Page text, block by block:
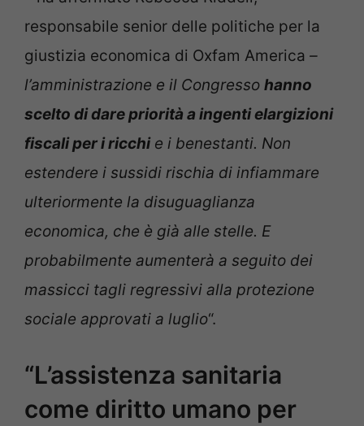
responsabile senior delle politiche per la
giustizia economica di Oxfam America –
l’amministrazione e il Congresso hanno
scelto di dare priorità a ingenti elargizioni
fiscali per i ricchie i benestanti. Non
estendere i sussidi rischia di infiammare
ulteriormente la disuguaglianza
economica, che è già alle stelle. E
probabilmente aumenterà a seguito dei
massicci tagli regressivi alla protezione
sociale approvati a luglio“.
“L’assistenza sanitaria
come diritto umano per